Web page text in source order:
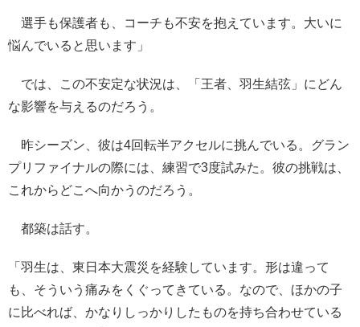
選手も保護者も、コーチも不安を抱えています。大いに
悩んでいると思います」
では、この不安定な状況は、「王者、羽生結弦」にどん
な影響を与えるのだろう。
昨シーズン、彼は4回転半アクセルに挑んでいる。グラン
プリファイナルの際には、練習で3度試みた。彼の挑戦は、
これからどこへ向かうのだろう。
都築は話す。
「羽生は、東日本大震災を経験しています。形は違って
も、そういう痛みをくぐってきている。なので、ほかの子
に比べれば、かなりしっかりしたものを持ち合わせている